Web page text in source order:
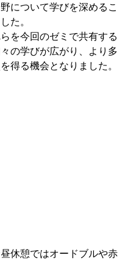
について学びを深めるこ
た。
を今回のゼミで共有する
の学びが広がり、より多
得る機会となりました。
休憩ではオードブルや赤